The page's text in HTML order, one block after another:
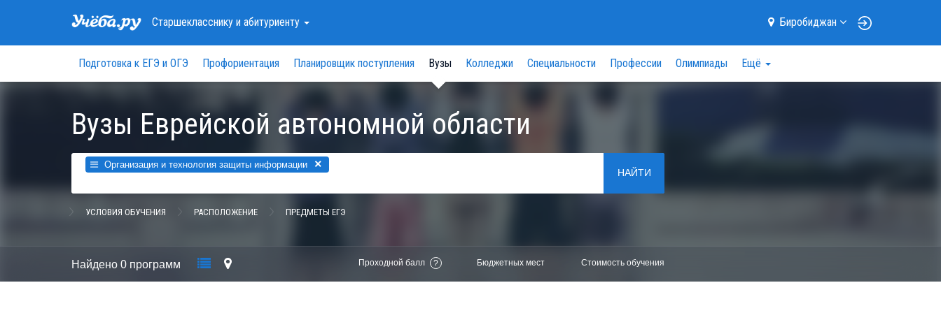
Старшеклассникуи абитуриенту Биробиджан
Подготовка к ЕГЭ и ОГЭ Профориентация Планировщик поступления Вузы Колледжи Специальности Профессии Олимпиады Ещё
Вузы Еврейской автономной области
Организация и технология защиты информации ×
НАЙТИ
УСЛОВИЯ ОБУЧЕНИЯ РАСПОЛОЖЕНИЕ ПРЕДМЕТЫ ЕГЭ
Найдено 0 программ Проходной балл ? Бюджетных мест Стоимость обучения